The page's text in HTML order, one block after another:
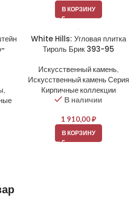
В КОРЗИНУ
,
White Hills: Угловая плитка
Тироль Брик 393-95
Искусственный камень,
Искусственный камень Серия
Кирпичные коллекции
В наличии
1 910,00₽
В КОРЗИНУ